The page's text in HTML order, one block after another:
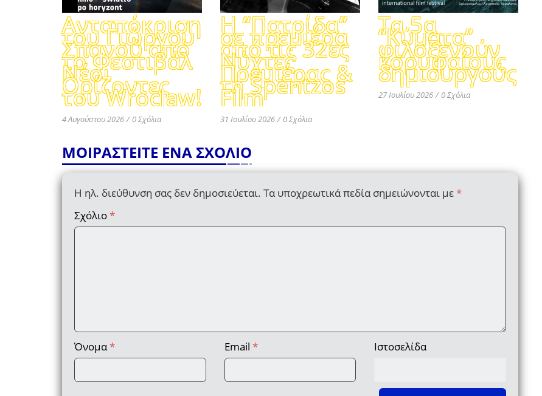
Ανταπόκριση
του Γιώργου
Σπανού από
το Φεστιβάλ
Νέοι
Ορίζοντες
του Wroclaw!
4 Αυγούστου 2026 / 0 Σχόλια
Η “Πατρίδα”
σε πρεμιέρα
από τις 32ες
Νύχτες
Πρεμιέρας &
τη Spentzos
Film
31 Ιουλίου 2026 / 0 Σχόλια
Τα 5α
“Κύματα”
φιλοξενούν
κορυφαίους
δημιουργούς
27 Ιουλίου 2026 / 0 Σχόλια
ΜΟΙΡΑΣΤΕΙΤΕ ΕΝΑ ΣΧΟΛΙΟ
Η ηλ. διεύθυνση σας δεν δημοσιεύεται. Τα υποχρεωτικά πεδία σημειώνονται με*
Σχόλιο*
Όνομα* Email * Ιστοσελίδα